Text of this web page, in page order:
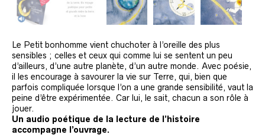
Le Petit bonhomme vient chuchoter à l’oreille des plus
sensibles ; celles et ceux qui comme lui se sentent un peu
d’ailleurs, d’une autre planète, d’un autre monde. Avec poésie,
il les encourage à savourer la vie sur Terre, qui, bien que
parfois compliquée lorsque l’on a une grande sensibilité, vaut la
peine d’être expérimentée. Car lui, le sait, chacun a son rôle à
jouer.
Un audio poétique de la lecture de l’histoire
accompagne l’ouvrage.